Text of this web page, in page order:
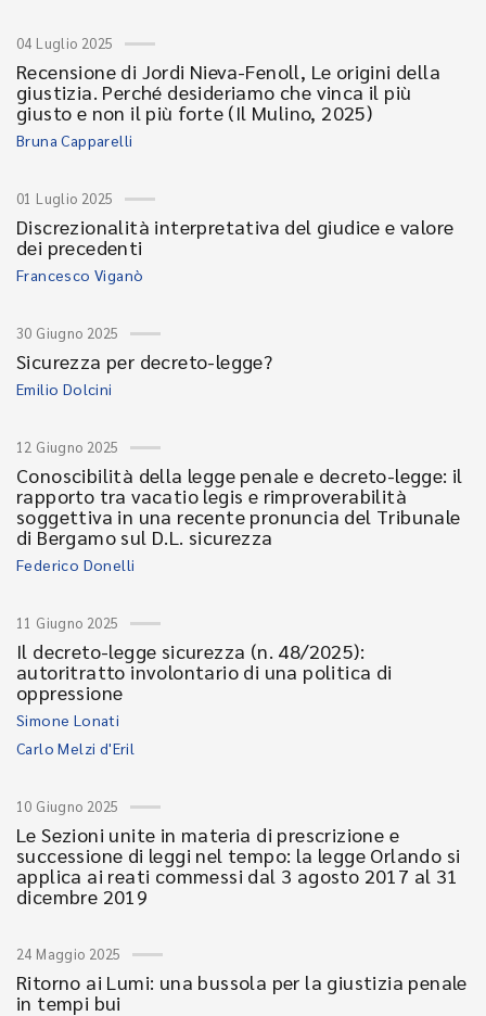
04 Luglio 2025
Recensione di Jordi Nieva-Fenoll, Le origini della
giustizia. Perché desideriamo che vinca il più
giusto e non il più forte (Il Mulino, 2025)
Bruna Capparelli
01 Luglio 2025
Discrezionalità interpretativa del giudice e valore
dei precedenti
Francesco Viganò
30 Giugno 2025
Sicurezza per decreto-legge?
Emilio Dolcini
12 Giugno 2025
Conoscibilità della legge penale e decreto-legge: il
rapporto tra vacatio legis e rimproverabilità
soggettiva in una recente pronuncia del Tribunale
di Bergamo sul D.L. sicurezza
Federico Donelli
11 Giugno 2025
Il decreto-legge sicurezza (n. 48/2025):
autoritratto involontario di una politica di
oppressione
Simone Lonati
Carlo Melzi d'Eril
10 Giugno 2025
Le Sezioni unite in materia di prescrizione e
successione di leggi nel tempo: la legge Orlando si
applica ai reati commessi dal 3 agosto 2017 al 31
dicembre 2019
24 Maggio 2025
Ritorno ai Lumi: una bussola per la giustizia penale
in tempi bui